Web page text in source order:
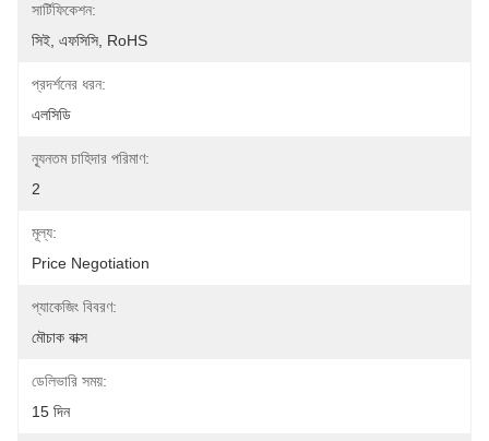
সার্টিফিকেশন:
সিই, এফসিসি, RoHS
প্রদর্শনের ধরন:
এলসিডি
ন্যূনতম চাহিদার পরিমাণ:
2
মূল্য:
Price Negotiation
প্যাকেজিং বিবরণ:
মৌচাক বাক্স
ডেলিভারি সময়:
15 দিন